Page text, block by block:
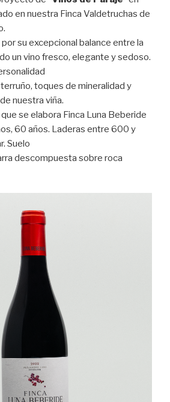
en nuestra Finca Valdetruchas de
su excepcional balance entre la
un vino fresco, elegante y sedoso.
toques de mineralidad y
nuestra viña.
se elabora Finca Luna Beberide
60 años. Laderas entre 600 y
Suelo
descompuesta sobre roca